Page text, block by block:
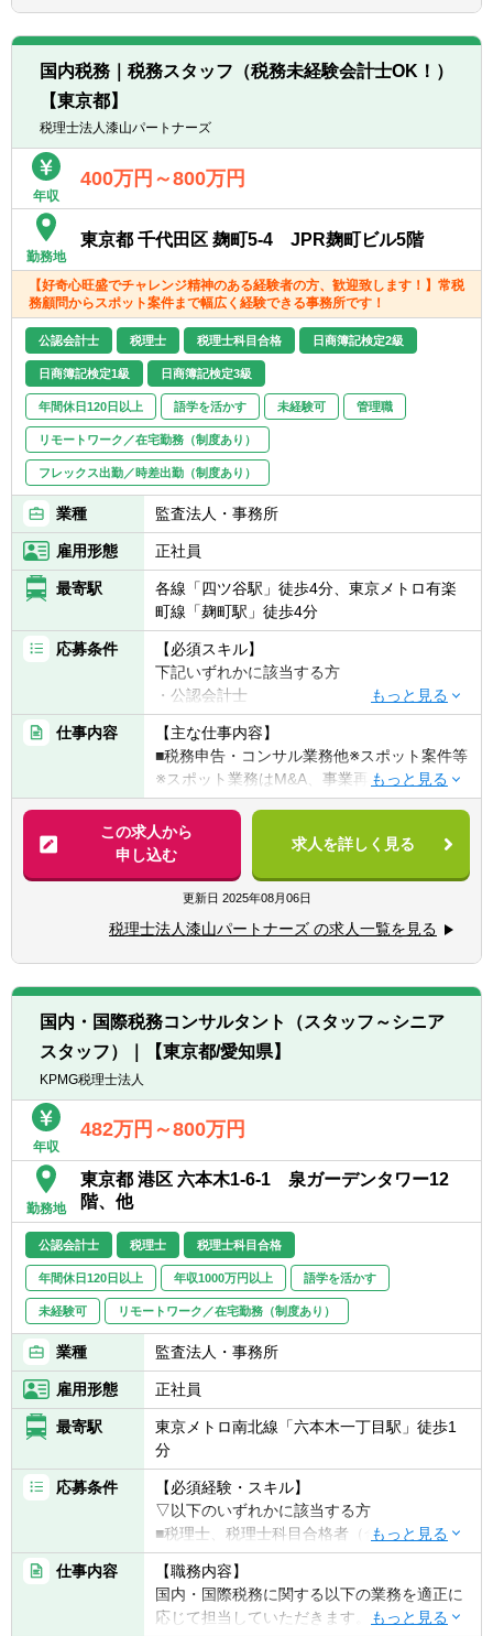
【部署異動について】
■フリーエージェント制度
・希望が通る確率はおおよそ約60％程度で
・また、全国に拠点があるため、ご家庭の事
情によって比較的自由に変更することが可能
です。
は、互いにチームを組んで業務を進めること
があります。
■広範囲な取扱業務
一般企業をはじめ、医療法人、公益法人、社
と幅広いお客様に対して、税務・会計サービ
スを提供しています。
国内税務｜税務スタッフ（税務未経験会計士OK！）
【東京都】
税理士法人漆山パートナーズ
年収
400万円～800万円
勤務地
東京都 千代田区 麹町5-4 JPR麹町ビル5階
【好奇心旺盛でチャレンジ精神のある経験者の方、歓迎致します！】常税
務顧問からスポット案件まで幅広く経験できる事務所です！
公認会計士 税理士 税理士科目合格 日商簿記検定2級
日商簿記検定1級 日商簿記検定3級
年間休日120日以上 語学を活かす 未経験可 管理職
リモートワーク／在宅勤務（制度あり）
フレックス出勤／時差出勤（制度あり）
業種 監査法人・事務所
雇用形態 正社員
最寄駅
各線「四ツ谷駅」徒歩4分、東京メトロ有楽
町線「麹町駅」徒歩4分
応募条件
【必須スキル】
下記いずれかに該当する方
・公認会計士
・税理士
・税理士科目合格者
・会計事務所で3年以上勤務経験があり申告
書を作成出来る方
【歓迎条件】
自分で前向きに物事を捉え、自ら動ける方を
歓迎いたします。
仕事内容
【主な仕事内容】
■税務申告・コンサル業務他※スポット案件等
※スポット業務はM&A、事業再生、相続等多
岐に渡ります。
【クライアント】
約500件のクライアントがいます。中小企業
から上場子会社まで様々な規模、業種のお客
様がいます。
※多くの案件が紹介によるものですので、営
業もほとんどございません。
【担当企業数】
■10社～
※ゆくゆくは、徐々に担当を増やしていただ
を担当していただくことになります。
■Freee、達人、弥生、JDL,、発展会計、勘定
この求人から
申し込む
求人を詳しく見る
更新日 2025年08月06日
税理士法人漆山パートナーズ の求人一覧を見る
国内・国際税務コンサルタント（スタッフ～シニア
スタッフ）｜【東京都/愛知県】
KPMG税理士法人
年収
482万円～800万円
勤務地
東京都 港区 六本木1-6-1 泉ガーデンタワー12
階、他
公認会計士 税理士 税理士科目合格
年間休日120日以上 年収1000万円以上 語学を活かす
未経験可 リモートワーク／在宅勤務（制度あり）
業種 監査法人・事務所
雇用形態 正社員
最寄駅
東京メトロ南北線「六本木一丁目駅」徒歩1
分
応募条件
【必須経験・スキル】
▽以下のいずれかに該当する方
■税理士、税理士科目合格者（合格科目・科
目数は不問）
■公認会計士
【歓迎経験・スキル】
仕事内容
【職務内容】
国内・国際税務に関する以下の業務を適正に
応じて担当していただきます。